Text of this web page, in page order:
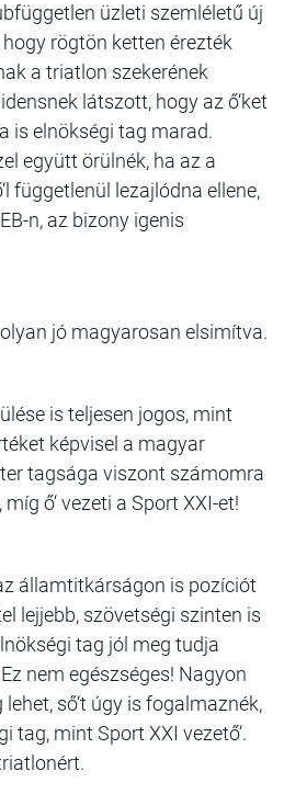
üzleti szemléletű új
rögtön ketten érezték
a triatlon szekerének
látszott, hogy az ő‘ket
is elnökségi tag marad.
együtt örülnék, ha az a
függetlenül lezajlódna ellene,
n, az bizony igenis
jó magyarosan elsimítva.
is teljesen jogos, mint
képvisel a magyar
tagsága viszont számomra
ő‘ vezeti a Sport XXI-et!
államtitkárságon is pozíciót
lejjebb, szövetségi szinten is
tag jól meg tudja
nem egészséges! Nagyon
lehet, ső‘t úgy is fogalmaznék,
tag, mint Sport XXI vezető‘.